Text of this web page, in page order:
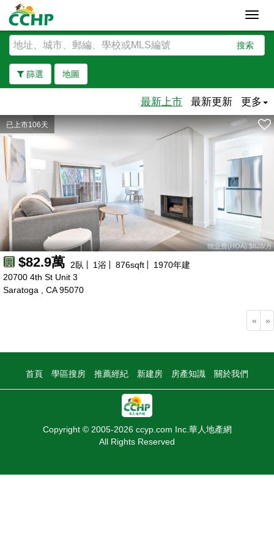
搜索
篩選 地圖
去除邊界
最新上市 最新更新 更多
已上市106天
物业费(HOA):$828/月
$82.9萬 2臥 1浴 876sqft 1970年建
20700 4th St Unit 3
Saratoga , CA 95070
« »
首頁 學區搜房 推薦經紀 新建房 房產知識 關於我們
Copyright © 2005-2026 ccyp.com Inc.華人地產網
All Rights Reserved